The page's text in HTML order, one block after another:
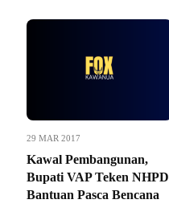
29 MAR 2017
Kawal Pembangunan,
Bupati VAP Teken NHPD
Bantuan Pasca Bencana